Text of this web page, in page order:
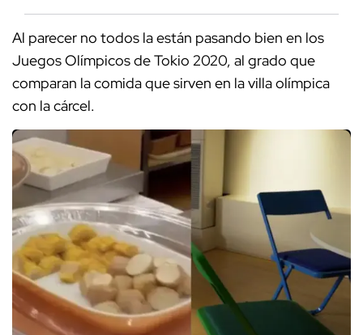
Al parecer no todos la están pasando bien en los
Juegos Olímpicos de Tokio 2020, al grado que
comparan la comida que sirven en la villa olímpica
con la cárcel.